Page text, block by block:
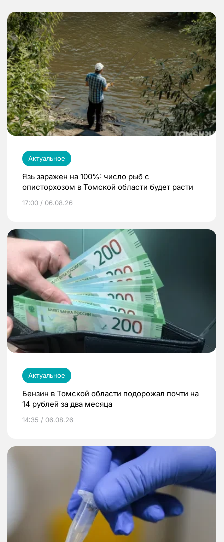
Актуальное
Язь заражен на 100%: число рыб с
описторхозом в Томской области будет расти
17:00 / 06.08.26
Актуальное
Бензин в Томской области подорожал почти на
14 рублей за два месяца
14:35 / 06.08.26